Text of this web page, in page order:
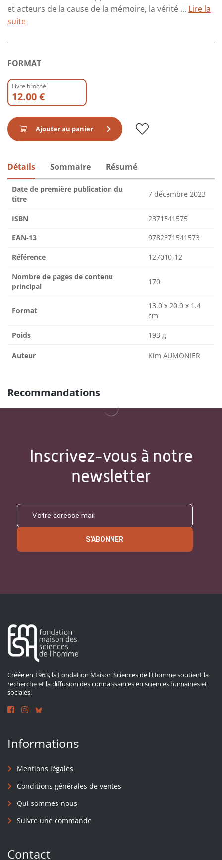
et acteurs de la cause de la mémoire, la vérité ... Lire la
suite
FORMAT
Livre broché
12.00 €
Ajouter au panier
Détails Sommaire Résumé
Date de première publication du
titre
7 décembre 2023
ISBN 2371541575
EAN-13 9782371541573
Référence 127010-12
Nombre de pages de contenu
principal
170
Format
13.0 x 20.0 x 1.4
cm
Poids 193 g
Auteur Kim AUMONIER
Recommandations
Inscrivez-vous à notre
newsletter
S'ABONNER
Créée en 1963, la Fondation Maison Sciences de l'Homme soutient la
recherche et la diffusion des connaissances en sciences humaines et
sociales.
Informations
Mentions légales
Conditions générales de ventes
Qui sommes-nous
Suivre une commande
Contact